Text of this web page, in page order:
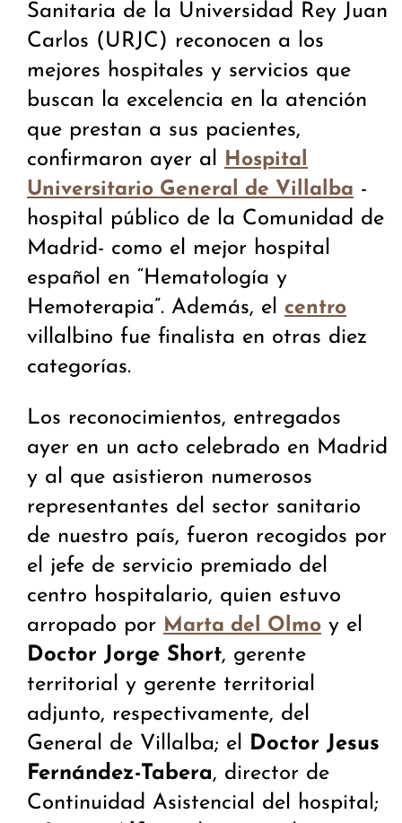
Sanitaria de la Universidad Rey Juan
Carlos (URJC) reconocen a los
mejores hospitales y servicios que
buscan la excelencia en la atención
que prestan a sus pacientes,
confirmaron ayer al Hospital
Universitario General de Villalba -
hospital público de la Comunidad de
Madrid- como el mejor hospital
español en “Hematología y
Hemoterapia”. Además, el centro
villalbino fue finalista en otras diez
categorías.
Los reconocimientos, entregados
ayer en un acto celebrado en Madrid
y al que asistieron numerosos
representantes del sector sanitario
de nuestro país, fueron recogidos por
el jefe de servicio premiado del
centro hospitalario, quien estuvo
arropado por Marta del Olmo y el
Doctor Jorge Short, gerente
territorial y gerente territorial
adjunto, respectivamente, del
General de Villalba; el Doctor Jesus
Fernández-Tabera, director de
Continuidad Asistencial del hospital;